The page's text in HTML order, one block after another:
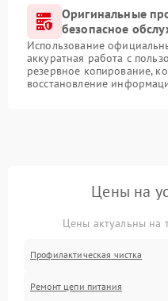
Оригинальные
безопасное
Использование
аккуратная работа с
резервное копирование,
восстановление
Цены на
Цены актуальны на
Профилактическая чистка
Ремонт цепи питания